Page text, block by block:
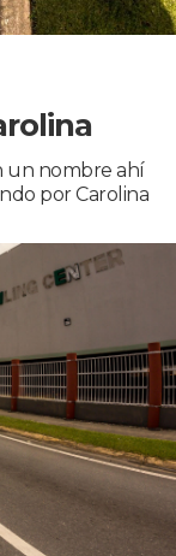
un nombre ahí
por Carolina